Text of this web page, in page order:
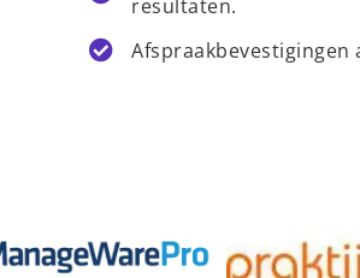
resultaten.
Afspraakbevestigingen